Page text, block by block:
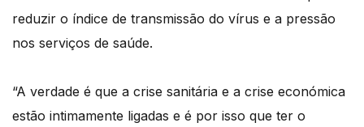
reduzir o índice de transmissão do vírus e a pressão
nos serviços de saúde.
“A verdade é que a crise sanitária e a crise económica
estão intimamente ligadas e é por isso que ter o